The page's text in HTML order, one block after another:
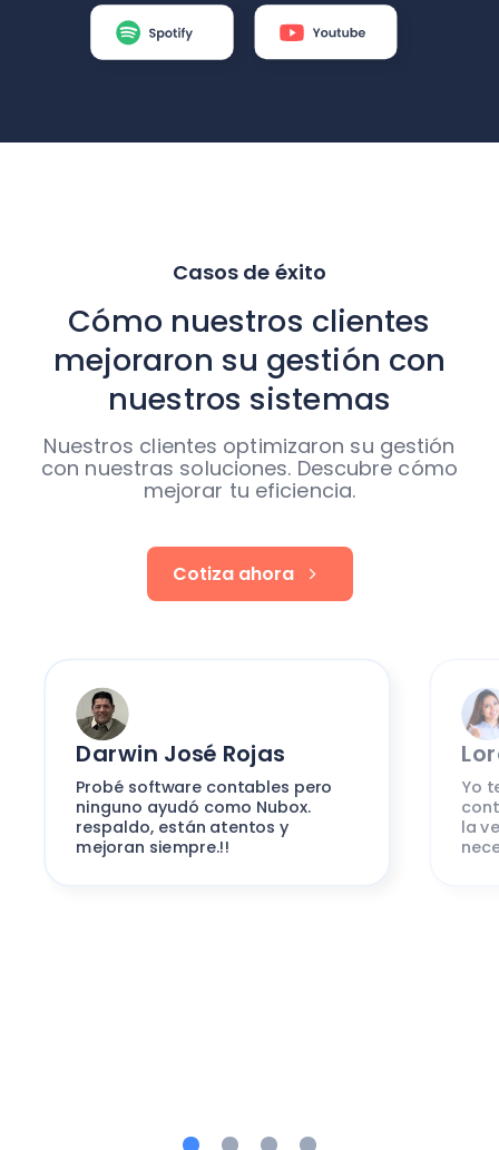
Casos de éxito
Cómo nuestros clientes
mejoraron su gestión con
nuestros sistemas
Nuestros clientes optimizaron su gestión
con nuestras soluciones. Descubre cómo
mejorar tu eficiencia.
Cotiza ahora
Darwin José Rojas
Probé software contables pero
ninguno ayudó como Nubox.
respaldo, están atentos y
mejoran siempre.!!
Yo
la